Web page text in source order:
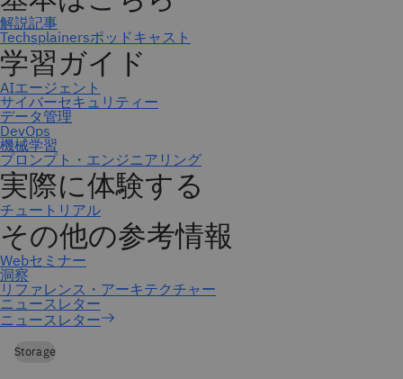
ニュースレター
Storage